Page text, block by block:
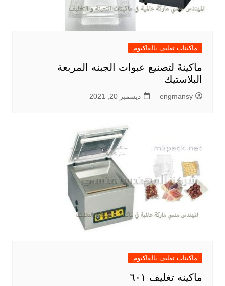
ماكينات تغليف بالفاكيوم
ماكينهً لتصنيع عبوات الجبنه المربعة
البلاستيك
engmansy ديسمبر 20, 2021
ماكينات تغليف بالفاكيوم
ماكينه تغليف ٦٠١